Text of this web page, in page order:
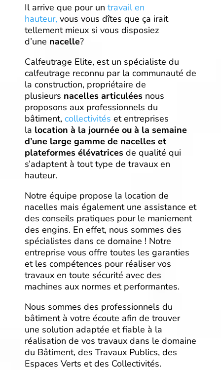
Il arrive que pour un travail en
hauteur, vous vous dîtes que ça irait
tellement mieux si vous disposiez
d’une nacelle?
Calfeutrage Elite, est un spécialiste du
calfeutrage reconnu par la communauté de
la construction, propriétaire de
plusieurs nacelles articulées nous
proposons aux professionnels du
bâtiment, collectivités et entreprises
la location à la journée ou à la semaine
d’une large gamme de nacelles et
plateformes élévatrices de qualité qui
s’adaptent à tout type de travaux en
hauteur.
Notre équipe propose la location de
nacelles mais également une assistance et
des conseils pratiques pour le maniement
des engins. En effet, nous sommes des
spécialistes dans ce domaine ! Notre
entreprise vous offre toutes les garanties
et les compétences pour réaliser vos
travaux en toute sécurité avec des
machines aux normes et performantes.
Nous sommes des professionnels du
bâtiment à votre écoute afin de trouver
une solution adaptée et fiable à la
réalisation de vos travaux dans le domaine
du Bâtiment, des Travaux Publics, des
Espaces Verts et des Collectivités.